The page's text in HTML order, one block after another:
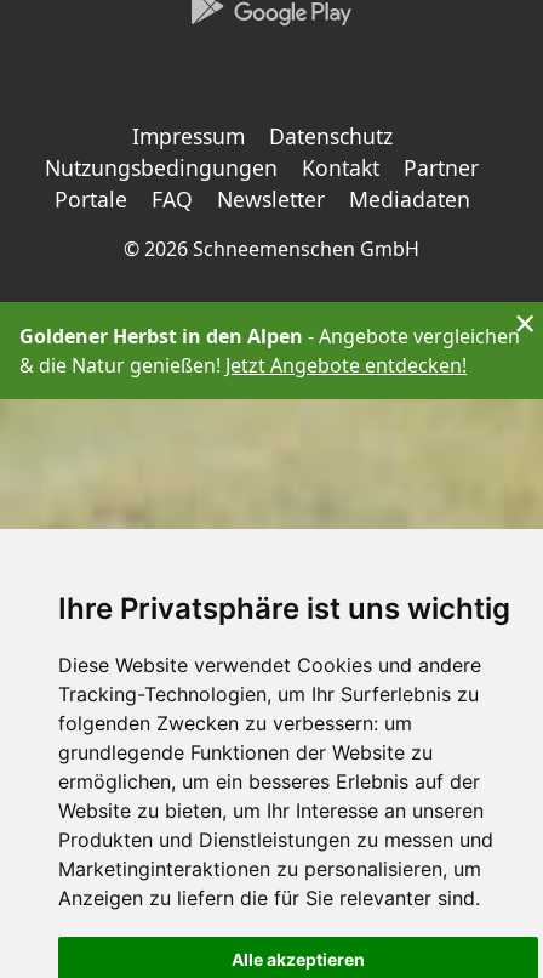
Ihre Privatsphäre ist uns wichtig
Diese Website verwendet Cookies und andere
Tracking-Technologien, um Ihr Surferlebnis zu
folgenden Zwecken zu verbessern: um
grundlegende Funktionen der Website zu
ermöglichen, um ein besseres Erlebnis auf der
Website zu bieten, um Ihr Interesse an unseren
Produkten und Dienstleistungen zu messen und
Marketinginteraktionen zu personalisieren, um
Anzeigen zu liefern die für Sie relevanter sind.
Alle akzeptieren
Impressum
Datenschutz
Nutzungsbedingungen
Kontakt
Partner
Portale
FAQ Newsletter Mediadaten
©2026 Schneemenschen GmbH
Goldener Herbst in den Alpen - Angebote vergleichen
& die Natur genießen! Jetzt Angebote entdecken!
×